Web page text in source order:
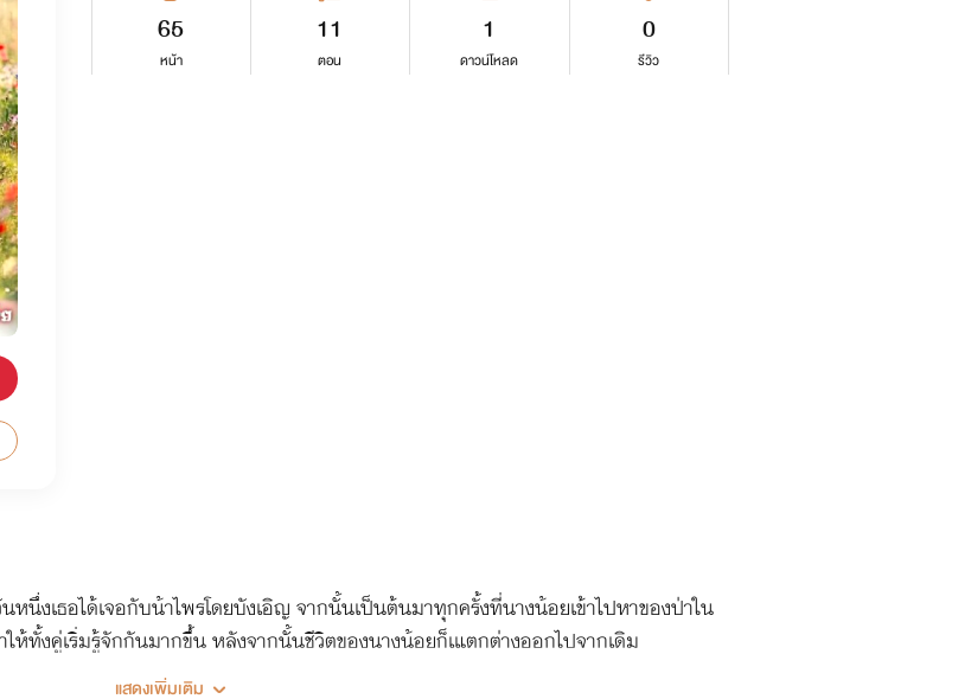
65
หน้า
11
ตอน
1
ดาวน์โหลด
0
รีวิว
หนึ่งเธอได้เจอกับน้าไพรโดยบังเอิญ จากนั้นเป็นต้นมาทุกครั้งที่นางน้อยเข้าไปหาของป่าใน
ทั้งคู่เริ่มรู้จักกันมากขึ้น หลังจากนั้นชีวิตของนางน้อยก็เแตกต่างออกไปจากเดิม
แสดงเพิ่มเติม